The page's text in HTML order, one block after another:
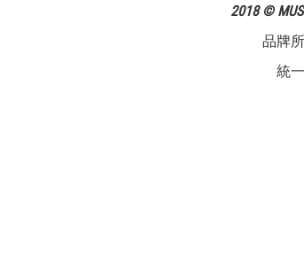
2018 ©
品牌
統